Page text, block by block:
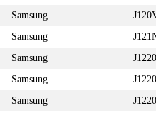
Samsung
Samsung
Samsung
J1220
Samsung
Samsung